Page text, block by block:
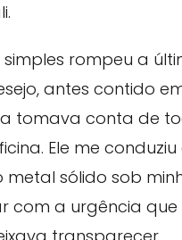
rompeu a
antes contido
tomava conta de
Ele me
metal sólido sob
com a urgência que